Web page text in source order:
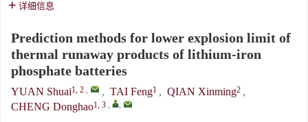
详细信息
Prediction methods for lower explosion limit of
thermal runaway products of lithium-iron
phosphate batteries
YUAN Shuai1, 2 , , TAI Feng1 , QIAN Xinming2 ,
CHENG Donghao1, 3 , ,